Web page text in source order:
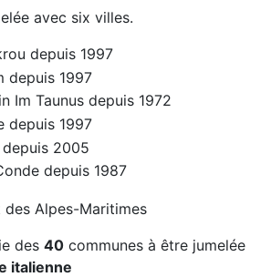
avec six villes.
depuis 1997
depuis 1997
Im Taunus depuis 1972
depuis 1997
2005
depuis 1987
Alpes-Maritimes
des 40 communes à être jumelée
italienne